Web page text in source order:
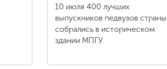
10 июля 400 лучших
выпускников педвузов страны
собрались в историческом
здании МПГУ